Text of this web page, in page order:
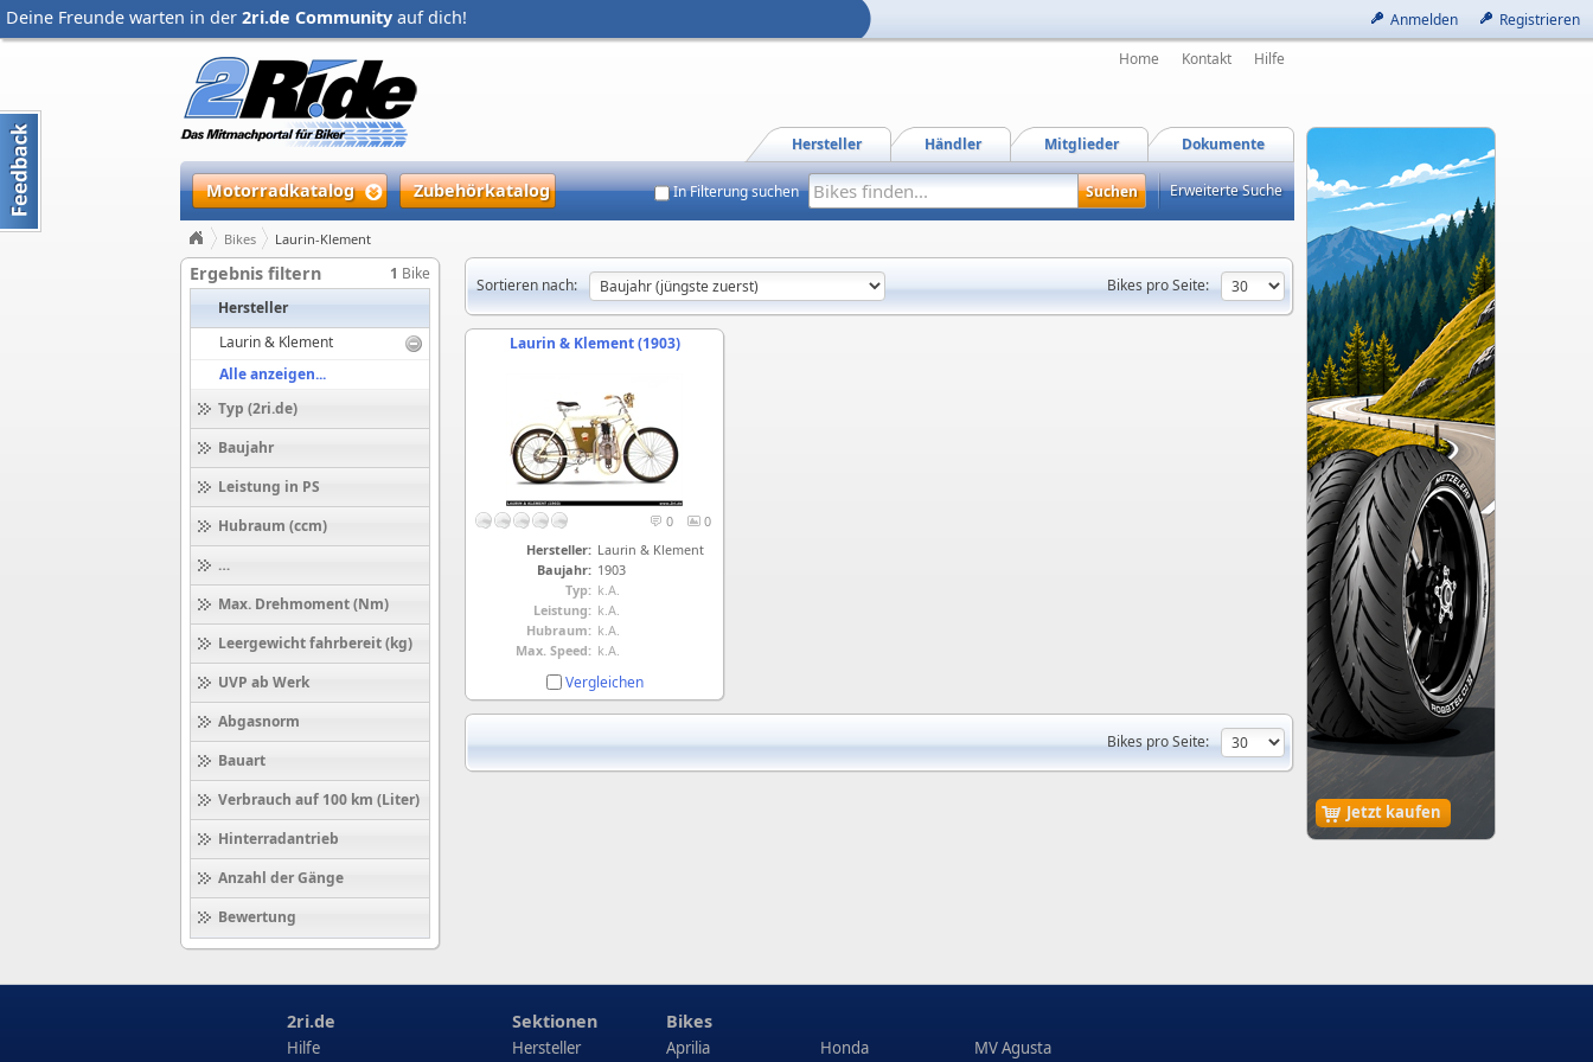
Anmelden Registrieren
Deine Freunde warten in der 2ri.de Community auf dich!
Jetzt kaufen
Home Kontakt Hilfe
Dokumente
Mitglieder
Händler
Hersteller
Motorradkatalog Zubehörkatalog Erweiterte Suche
In Filterung suchen
Bikes Laurin-Klement
Ergebnis filtern 1 Bike
Hersteller
Laurin & Klement
Alle anzeigen...
Typ (2ri.de)
Baujahr
Leistung in PS
Hubraum (ccm)
Höchstgeschwindigkeit (km/h)
Max. Drehmoment (Nm)
Leergewicht fahrbereit (kg)
UVP ab Werk
Abgasnorm
Bauart
Verbrauch auf 100 km (Liter)
Hinterradantrieb
Anzahl der Gänge
Bewertung
Bikes pro Seite:
Sortieren nach:
Laurin & Klement (1903)
0
0
Hersteller: Laurin & Klement
Baujahr: 1903
Typ: k.A.
Leistung: k.A.
Hubraum: k.A.
Max. Speed: k.A.
Vergleichen
Bikes pro Seite:
2ri.de
Hilfe
Sektionen
Hersteller
Bikes
Aprilia
Honda
MV Agusta